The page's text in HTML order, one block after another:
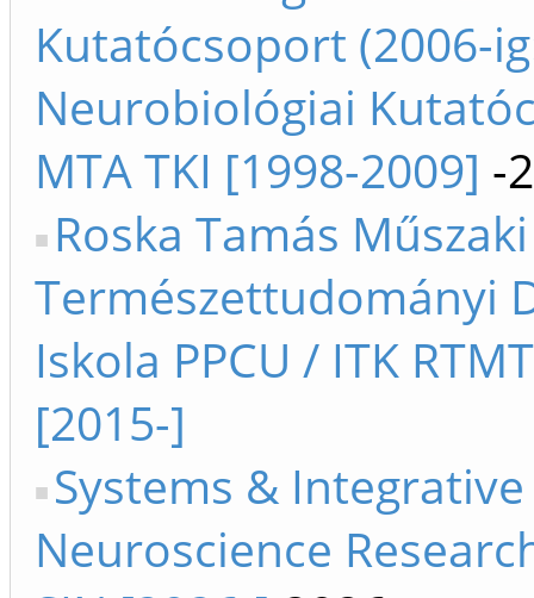
Kutatócsoport (2006-
Neurobiológiai
MTA TKI [1998-2009] -
Roska Tamás
Természettudományi
Iskola PPCU / ITK
[2015-]
Systems & Integrative
Neuroscience